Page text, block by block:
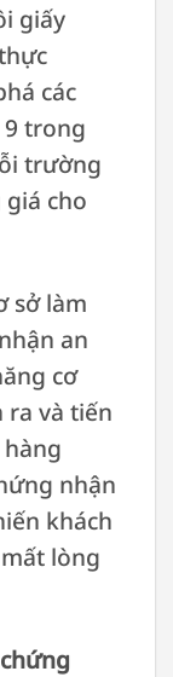
giấy
các
trong
trường
cho
sở làm
an
cơ
ra và tiến
nhận
khách
lòng